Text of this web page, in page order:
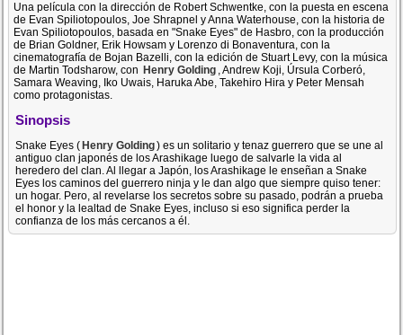
Una película con la dirección de Robert Schwentke, con la puesta en escena
de Evan Spiliotopoulos, Joe Shrapnel y Anna Waterhouse, con la historia de
Evan Spiliotopoulos, basada en "Snake Eyes" de Hasbro, con la producción
de Brian Goldner, Erik Howsam y Lorenzo di Bonaventura, con la
cinematografía de Bojan Bazelli, con la edición de Stuart Levy, con la música
de Martin Todsharow, con Henry Golding , Andrew Koji, Úrsula Corberó,
Samara Weaving, Iko Uwais, Haruka Abe, Takehiro Hira y Peter Mensah
como protagonistas.
Sinopsis
Snake Eyes (Henry Golding) es un solitario y tenaz guerrero que se une al
antiguo clan japonés de los Arashikage luego de salvarle la vida al
heredero del clan. Al llegar a Japón, los Arashikage le enseñan a Snake
Eyes los caminos del guerrero ninja y le dan algo que siempre quiso tener:
un hogar. Pero, al revelarse los secretos sobre su pasado, podrán a prueba
el honor y la lealtad de Snake Eyes, incluso si eso significa perder la
confianza de los más cercanos a él.